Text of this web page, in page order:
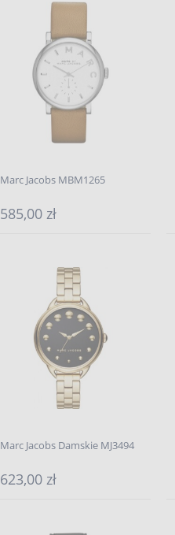
Marc Jacobs MBM1265
585,00 zł
Marc Jacobs Damskie MJ3494
623,00 zł